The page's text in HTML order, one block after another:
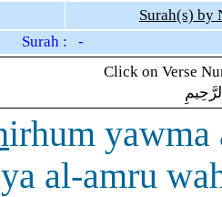
Surah(s) by
Surah : -
Click on Verse
irhum yawma
al-amru